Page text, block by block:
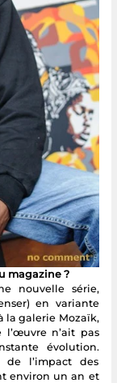
magazine ?
nouvelle série,
en variante
la galerie Mozaïk,
n’ait pas
évolution.
de l’impact des
environ un an et